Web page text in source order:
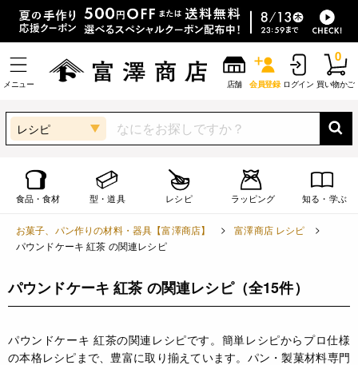
メニュー 店舗 会員登録 ログイン 買い物かご
0
レシピ
食品・食材 型・道具 レシピ ラッピング 知る・学ぶ
お菓子、パン作りの材料・器具【富澤商店】
富澤商店 レシピ
パウンドケーキ 紅茶 の関連レシピ
パウンドケーキ 紅茶 の関連レシピ（全15件）
パウンドケーキ 紅茶の関連レシピです。簡単レシピからプロ仕様
の本格レシピまで、豊富に取り揃えています。パン・製菓材料専門